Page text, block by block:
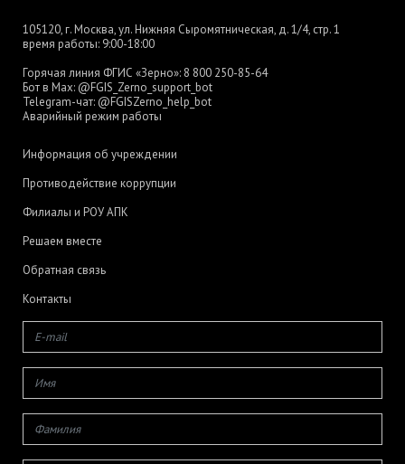
105120, г. Москва, ул. Нижняя Сыромятническая, д. 1/4, стр. 1
время работы: 9:00-18:00
Горячая линия ФГИС «Зерно»: 8 800 250-85-64
Бот в Max: @FGIS_Zerno_support_bot
Telegram-чат: @FGISZerno_help_bot
Аварийный режим работы
Информация об учреждении
Противодействие коррупции
Филиалы и РОУ АПК
Решаем вместе
Обратная связь
Контакты